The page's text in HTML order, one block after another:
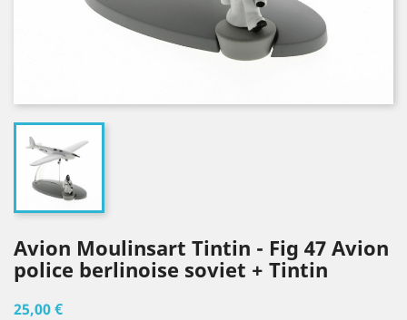
Avion Moulinsart Tintin - Fig 47 Avion
police berlinoise soviet + Tintin
25,00 €